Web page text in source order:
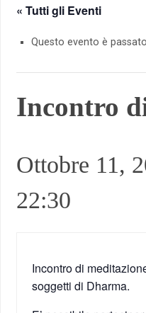
« Tutti gli Eventi
Questo evento è
Incontro
Ottobre 11,
22:30
Incontro di
soggetti di Dharma.